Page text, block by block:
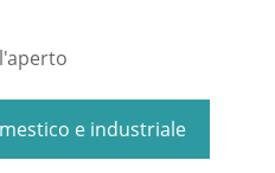
e industriale